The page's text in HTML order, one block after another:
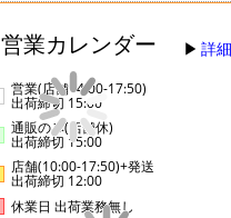
営業カレンダー 詳細
営業(店舗14:00-17:50)
出荷締切 15:00
通販のみ(店舗休)
出荷締切 15:00
店舗(10:00-17:50)+発送
出荷締切 12:00
休業日 出荷業務無し